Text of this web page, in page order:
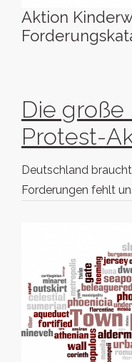
Aktion
Die
Protest-
Deutschland
Forderungen fehlt